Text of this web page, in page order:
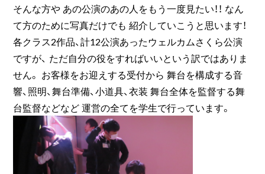
そんな方や あの公演のあの人をもう一度見たい！！ なん
て方のために写真だけでも 紹介していこうと思います！
各クラス2作品、計12公演あったウェルカムさくら公演
ですが、 ただ自分の役をすればいいという訳ではありま
せん。 お客様をお迎えする受付から 舞台を構成する音
響、照明、舞台準備、小道具、衣装 舞台全体を監督する舞
台監督などなど 運営の全てを学生で行っています。